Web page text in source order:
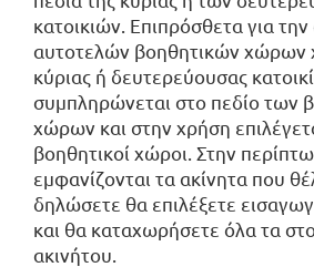
κατοικιών. Επιπρόσθετα για
αυτοτελών βοηθητικών χώρων
κύριας ή δευτερεύουσας
συμπληρώνεται στο πεδίο των
χώρων και στην χρήση
βοηθητικοί χώροι. Στην
εμφανίζονται τα ακίνητα που
δηλώσετε θα επιλέξετε
και θα καταχωρήσετε όλα τα
ακινήτου.